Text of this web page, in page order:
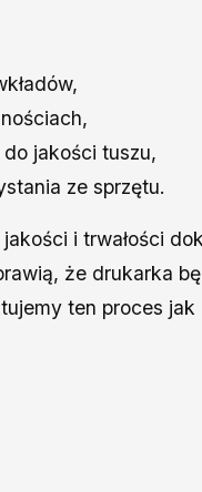
jakości tuszu,
ze sprzętu.
i trwałości
że drukarka
ten proces